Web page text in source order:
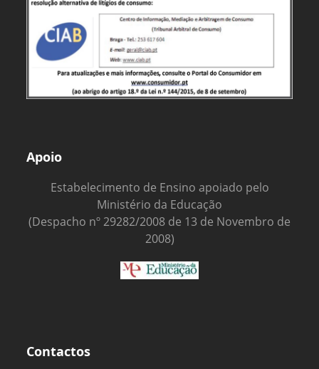
Apoio
Estabelecimento de Ensino apoiado pelo
Ministério da Educação
(Despacho nº 29282/2008 de 13 de Novembro de
2008)
Contactos